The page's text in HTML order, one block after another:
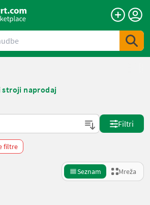
stroji naprodaj
Landwirt.com
Filtri
filtre
Seznam Mreža